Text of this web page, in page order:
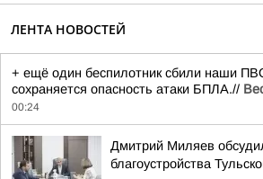
ЛЕНТА НОВОСТЕЙ
+ ещё один беспилотник сбили наши
сохраняется опасность атаки БПЛА.//
00:24
Дмитрий Миляев
благоустройства